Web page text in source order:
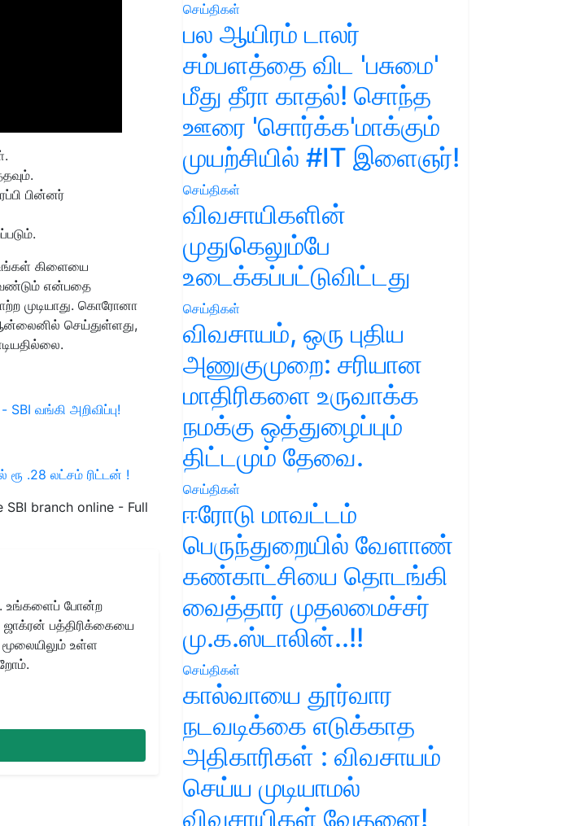
பின்னர்
கிளையை
என்பதை
முடியாது. கொரோனா
செய்துள்ளது,
வங்கி அறிவிப்பு!
ரூ .28 லட்சம் ரிட்டன் !
branch online - Full
உங்களைப் போன்ற
ஜாக்ரன் பத்திரிக்கையை
உள்ள
செய்திகள்
பல ஆயிரம் டாலர்
சம்பளத்தை விட 'பசுமை'
மீது தீரா காதல்! சொந்த
ஊரை 'சொர்க்க'மாக்கும்
முயற்சியில் #IT இளைஞர்!
செய்திகள்
விவசாயிகளின்
முதுகெலும்பே
உடைக்கப்பட்டுவிட்டது
செய்திகள்
விவசாயம், ஒரு புதிய
அணுகுமுறை: சரியான
மாதிரிகளை உருவாக்க
நமக்கு ஒத்துழைப்பும்
திட்டமும் தேவை.
செய்திகள்
ஈரோடு மாவட்டம்
பெருந்துறையில் வேளாண்
கண்காட்சியை தொடங்கி
வைத்தார் முதலமைச்சர்
மு.க.ஸ்டாலின்..!!
செய்திகள்
கால்வாயை தூர்வார
நடவடிக்கை எடுக்காத
அதிகாரிகள் : விவசாயம்
செய்ய முடியாமல்
விவசாயிகள் வேதனை!